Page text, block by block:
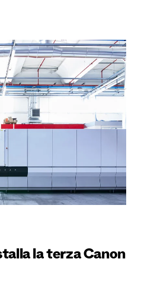
la terza Canon